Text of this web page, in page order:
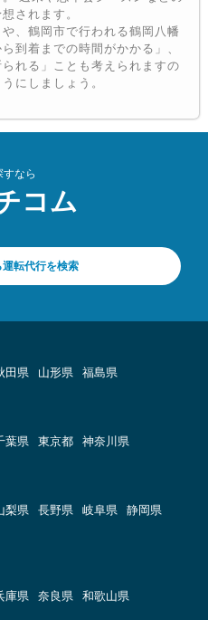
されます。
、鶴岡市で行われる鶴岡八幡
到着までの時間がかかる」、
れる」ことも考えられますの
にしましょう。
なら
コム
転代行を検索
田県 山形県 福島県
葉県 東京都 神奈川県
梨県 長野県 岐阜県
静岡県
庫県 奈良県 和歌山県